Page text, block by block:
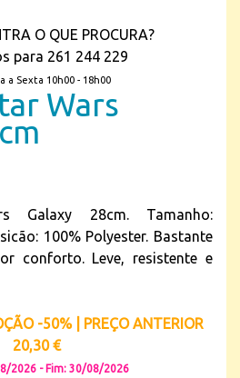
O QUE PROCURA?
para 261 244 229
a Sexta 10h00 - 18h00
Wars
Galaxy 28cm. Tamanho:
100% Polyester. Bastante
conforto. Leve, resistente e
-50% | PREÇO ANTERIOR
20,30 €
2026 - Fim: 30/08/2026